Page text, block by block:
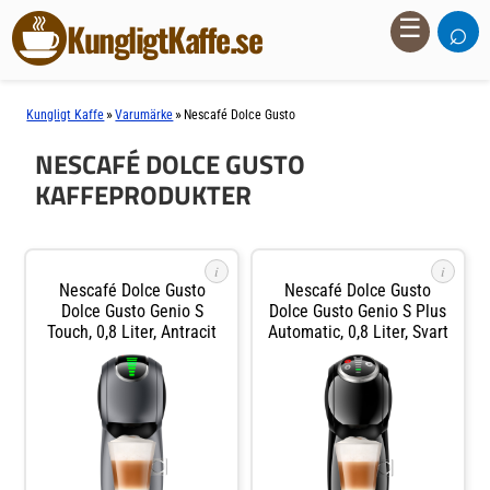
KungligtKaffe.se ☰ ⌕
Kungligt Kaffe »Varumärke » Nescafé Dolce Gusto
NESCAFÉ DOLCE GUSTO
KAFFEPRODUKTER
i
Nescafé Dolce Gusto
Dolce Gusto Genio S
Touch, 0,8 Liter, Antracit
i
Nescafé Dolce Gusto
Dolce Gusto Genio S Plus
Automatic, 0,8 Liter, Svart